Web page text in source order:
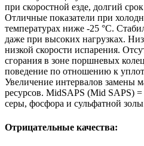
при скоростной езде, долгий
Отличные показатели при
температурах ниже -25 °C.
даже при высоких нагрузках.
низкой скорости испарения.
сгорания в зоне поршневых
поведение по отношению к
Увеличение интервалов замены
ресурсов. MidSAPS (Mid SAPS)
серы, фосфора и сульфатной
Отрицательные качества: